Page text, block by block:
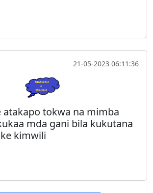
21-05-2023 06:11:36
atakapo tokwa na mimba
mda gani bila kukutana
kimwili